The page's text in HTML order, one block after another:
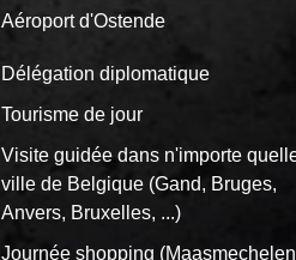
Aéroport d'Ostende
Délégation diplomatique
Tourisme de jour
Visite guidée dans n'importe
ville de Belgique (Gand, Bruges,
Anvers, Bruxelles, ...)
Journée shopping (Maasmechelen